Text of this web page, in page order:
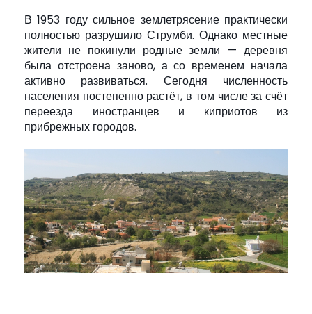
В 1953 году сильное землетрясение практически
полностью разрушило Струмби. Однако местные
жители не покинули родные земли — деревня
была отстроена заново, а со временем начала
активно развиваться. Сегодня численность
населения постепенно растёт, в том числе за счёт
переезда иностранцев и киприотов из
прибрежных городов.